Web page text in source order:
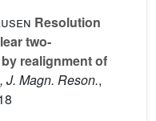
Resolution
two-
realignment of
, J. Magn. Reson.,